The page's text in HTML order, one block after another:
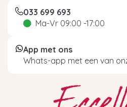
033 699 693
Ma-Vr 09:00 -17:00
App met ons
Whats-app met een van